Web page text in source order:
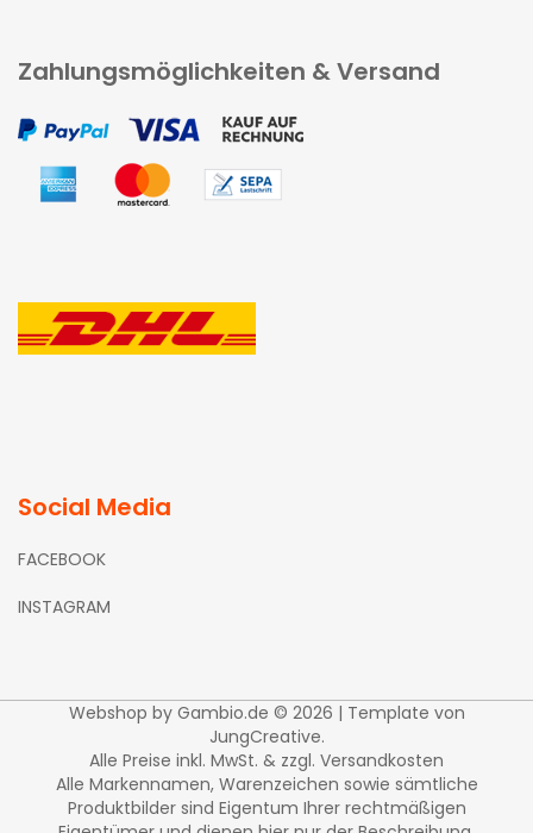
Zahlungsmöglichkeiten & Versand
Social Media
FACEBOOK
INSTAGRAM
Webshop by Gambio.de © 2026 | Template von
JungCreative.
Alle Preise inkl. MwSt. & zzgl. Versandkosten
Alle Markennamen, Warenzeichen sowie sämtliche
Produktbilder sind Eigentum Ihrer rechtmäßigen